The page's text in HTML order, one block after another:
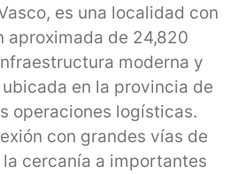
es una localidad con
aproximada de 24,820
moderna y
en la provincia de
operaciones logísticas.
con grandes vías de
cercanía a importantes